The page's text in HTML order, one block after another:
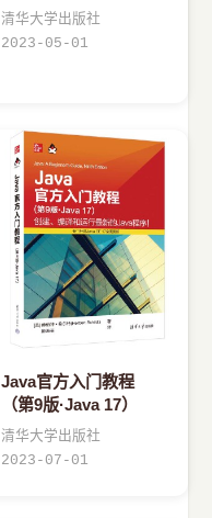
清华大学出版社
2023-05-01
Java官方入门教程
（第9版·Java 17）
清华大学出版社
2023-07-01